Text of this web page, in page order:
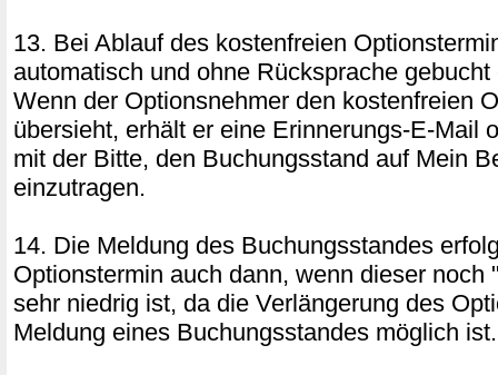
13. Bei Ablauf des kostenfreien
automatisch und ohne Rücksprache
Wenn der Optionsnehmer den kostenfreien
übersieht, erhält er eine Erinnerungs-E-Mail
mit der Bitte, den Buchungsstand auf Mein
einzutragen.
14. Die Meldung des Buchungsstandes
Optionstermin auch dann, wenn dieser noch
sehr niedrig ist, da die Verlängerung des
Meldung eines Buchungsstandes möglich ist.